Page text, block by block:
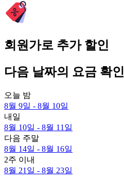
회원가로 추가 할인
다음 날짜의 요금 확인
오늘 밤
8월 9일 - 8월 10일
내일
8월 10일 - 8월 11일
다음 주말
8월 14일 - 8월 16일
2주 이내
8월 21일 - 8월 23일